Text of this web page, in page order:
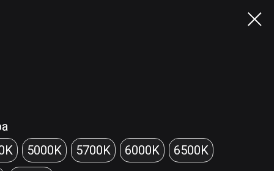
5000K 5700K 6000K
6500K